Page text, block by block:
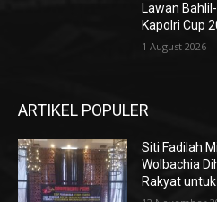
Lawan
Kapolri Cup
1 August 2026
ARTIKEL POPULER
Siti Fadilah
Wolbachia
Rakyat